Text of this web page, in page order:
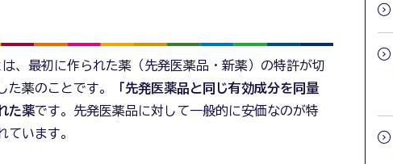
、最初に作られた薬（先発医薬品・新薬）の特許が切
た薬のことです。
「先発医薬品と同じ有効成分を同量
た薬です。先発医薬品に対して一般的に安価なのが特
ています。